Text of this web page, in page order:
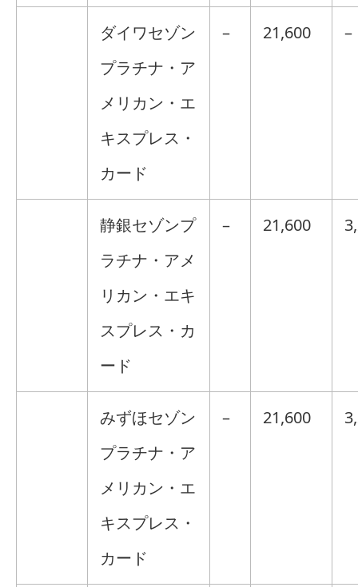
ダイワセゾン
プラチナ・ア
メリカン・エ
キスプレス・
カード
– 21,600 –
静銀セゾンプ
ラチナ・アメ
リカン・エキ
スプレス・カ
ード
– 21,600
みずほセゾン
プラチナ・ア
メリカン・エ
キスプレス・
カード
– 21,600